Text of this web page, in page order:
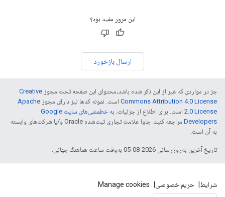
این مرور مفید بود؟
ارسال بازخورد
جز در مواردی که غیر از این ذکر شده باشد،‌محتوای این صفحه تحت مجوز Creative
Commons Attribution 4.0 License است. نمونه کدها نیز دارای مجوز Apache
2.0 License است. برای اطلاع از جزئیات، به
خطمشی‌های سایت Google
Developers‏
مراجعه کنید. جاوا علامت تجاری ثبت‌شده Oracle و/یا شرکت‌های وابسته
به آن است.
تاریخ آخرین به‌روزرسانی 2026-08-05 به‌وقت ساعت هماهنگ جهانی.
شرایط حریم خصوصی Manage cookies